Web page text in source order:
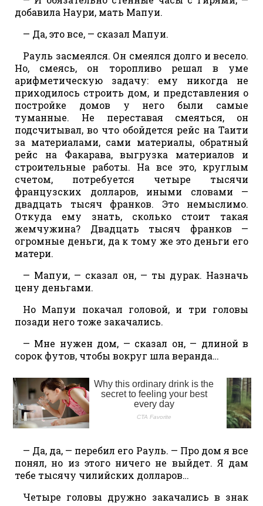
добавила Наури, мать Мапуи.
— Да, это все, — сказал Мапуи.
Рауль засмеялся. Он смеялся долго и весело.
Но, смеясь, он торопливо решал в уме
арифметическую задачу: ему никогда не
приходилось строить дом, и представления о
постройке домов у него были самые
туманные. Не переставая смеяться, он
подсчитывал, во что обойдется рейс на Таити
за материалами, сами материалы, обратный
рейс на Факарава, выгрузка материалов и
строительные работы. На все это, круглым
счетом, потребуется четыре тысячи
французских долларов, иными словами —
двадцать тысяч франков. Это немыслимо.
Откуда ему знать, сколько стоит такая
жемчужина? Двадцать тысяч франков —
огромные деньги, да к тому же это деньги его
матери.
— Мапуи, — сказал он, — ты дурак. Назначь
цену деньгами.
Но Мапуи покачал головой, и три головы
позади него тоже закачались.
— Мне нужен дом, — сказал он, — длиной в
сорок футов, чтобы вокруг шла веранда…
— Да, да, — перебил его Рауль. — Про дом я все
понял, но из этого ничего не выйдет. Я дам
тебе тысячу чилийских долларов…
Четыре головы дружно закачались в знак